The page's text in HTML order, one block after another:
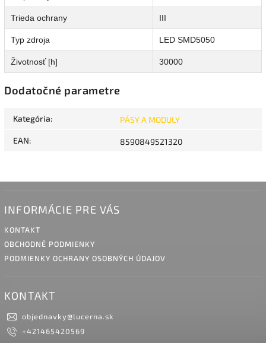
Trieda ochrany III
Typ zdroja LED SMD5050
Životnosť [h] 30000
Dodatočné parametre
Kategória: PÁSY A MODULY
EAN: 8590849521320
INFORMÁCIE PRE VÁS
KONTAKT
OBCHODNÉ PODMIENKY
PODMIENKY OCHRANY OSOBNÝCH ÚDAJOV
KONTAKT
objednavky@lucerna.sk
+421465420569